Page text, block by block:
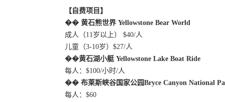
【自费项目】
�� 黄石熊世界 Yellowstone Bear World
成人（11岁以上） $40/人
儿童（3-10岁）$27/人
��黄石湖小艇 Yellowstone Lake Boat Ride
每人 ： $100/小时/人
�� 布莱斯峡谷国家公园Bryce Canyon National
每人 ： $60